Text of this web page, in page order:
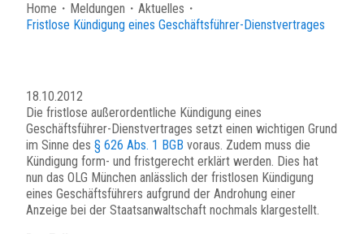
Home ・ Meldungen ・ Aktuelles ・
Fristlose Kündigung eines Geschäftsführer-Dienstvertrages
18.10.2012
Die fristlose außerordentliche Kündigung eines
Geschäftsführer-Dienstvertrages setzt einen wichtigen Grund
im Sinne des § 626 Abs. 1 BGB voraus. Zudem muss die
Kündigung form- und fristgerecht erklärt werden. Dies hat
nun das OLG München anlässlich der fristlosen Kündigung
eines Geschäftsführers aufgrund der Androhung einer
Anzeige bei der Staatsanwaltschaft nochmals klargestellt.